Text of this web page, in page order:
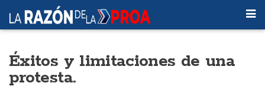
Éxitos y limitaciones de una
protesta.